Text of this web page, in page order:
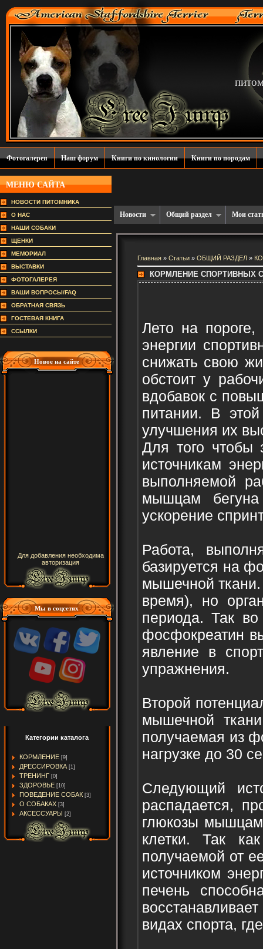
Фотогалерея Наш форум Книги по кинологии Книги по породам
МЕНЮ САЙТА
НОВОСТИ ПИТОМНИКА
О НАС
НАШИ СОБАКИ
ЩЕНКИ
МЕМОРИАЛ
ВЫСТАВКИ
ФОТОГАЛЕРЕЯ
ВАШИ ВОПРОСЫ/FAQ
ОБРАТНАЯ СВЯЗЬ
ГОСТЕВАЯ КНИГА
ССЫЛКИ
Новое на сайте
Для добавления необходима
авторизация
Мы в соцсетях
Категории каталога
КОРМЛЕНИЕ [9]
ДРЕССИРОВКА [1]
ТРЕНИНГ [0]
ЗДОРОВЬЕ [10]
ПОВЕДЕНИЕ СОБАК [3]
О СОБАКАХ [3]
АКСЕССУАРЫ [2]
Новости Общий раздел Мои
Главная » Статьи » ОБЩИЙ РАЗДЕЛ »
КОРМЛЕНИЕ СПОРТИВНЫХ
Лето на
энергии
снижать свою
обстоит у
вдобавок с
питании. В
улучшения их
Для того чтобы
источникам
выполняемой
мышцам
ускорение
Работа,
базируется на
мышечной
время), но
периода. Так
фосфокреатин
явление в
упражнения.
Второй
мышечной
получаемая из
нагрузке до 30
Следующий
распадается,
глюкозы
клетки. Так
получаемой от
источником
печень
видах спорта,